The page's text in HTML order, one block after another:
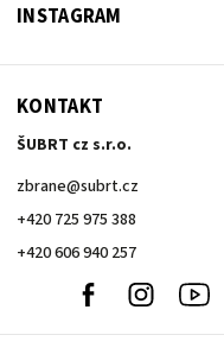
INSTAGRAM
KONTAKT
ŠUBRT cz s.r.o.
zbrane@subrt.cz
+420 725 975 388
+420 606 940 257
+420
940
Facebook Instagram